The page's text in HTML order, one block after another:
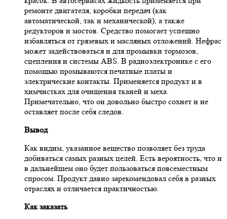
ремонте двигателя, коробки передач (как
автоматической, так и механической), а также
редукторов и мостов. Средство помогает успешно
избавляться от грязевых и масляных отложений. Нефрас
может задействоваться и для промывки тормозов,
сцепления и системы ABS. В радиоэлектронике с его
помощью промываются печатные платы и
электрические контакты. Применяется продукт и в
химчистках для очищения тканей и меха.
Примечательно, что он довольно быстро сохнет и не
оставляет после себя следов.
Вывод
Как видим, указанное вещество позволяет без труда
добиваться самых разных целей. Есть вероятность, что и
в дальнейшем оно будет пользоваться повсеместным
спросом. Продукт давно зарекомендовал себя в разных
отраслях и отличается практичностью.
Как заказать